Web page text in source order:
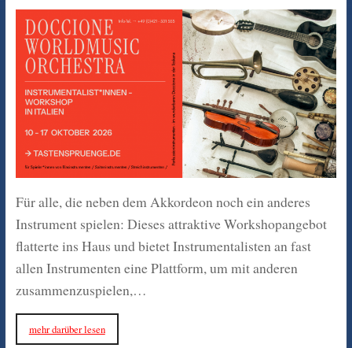
Für alle, die neben dem Akkordeon noch ein anderes
Instrument spielen: Dieses attraktive Workshopangebot
flatterte ins Haus und bietet Instrumentalisten an fast
allen Instrumenten eine Plattform, um mit anderen
zusammenzuspielen,…
mehr darüber lesen